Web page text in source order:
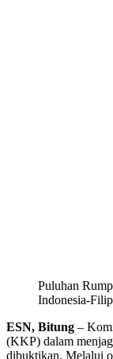
Puluhan
Indonesia-
ESN, Bitung –
(KKP) dalam
dibuktikan. Melalui